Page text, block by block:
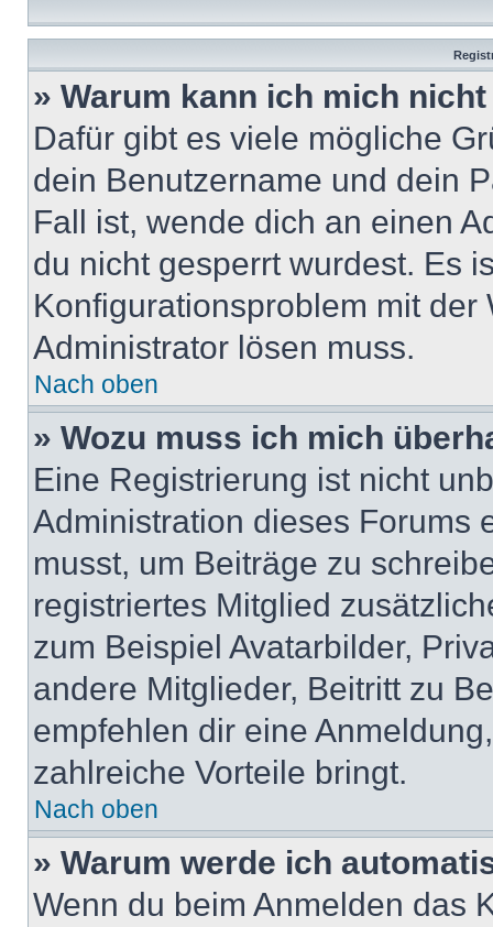
» Warum kann ich mich
Dafür gibt es viele mögliche
dein Benutzername und dein
Fall ist, wende dich an einen
du nicht gesperrt wurdest. Es
Konfigurationsproblem mit
Administrator lösen muss.
Nach oben
» Wozu muss ich mich
Eine Registrierung ist nicht
Administration dieses Forums
musst, um Beiträge zu
registriertes Mitglied
zum Beispiel Avatarbilder,
andere Mitglieder, Beitritt zu
empfehlen dir eine
zahlreiche Vorteile bringt.
Nach oben
» Warum werde ich
Wenn du beim Anmelden das